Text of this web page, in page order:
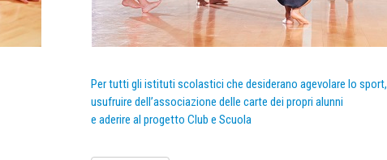
Per tutti gli istituti scolastici che desiderano agevolare lo sport,
usufruire dell’associazione delle carte dei propri alunni
e aderire al progetto Club e Scuola